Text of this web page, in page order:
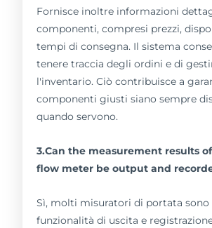
Fornisce inoltre informazioni
componenti, compresi prezzi,
tempi di consegna. Il sistema
tenere traccia degli ordini e di
l'inventario. Ciò contribuisce a
componenti giusti siano sempre
quando servono.
3.Can the measurement results
flow meter be output and
Sì, molti misuratori di portata
funzionalità di uscita e